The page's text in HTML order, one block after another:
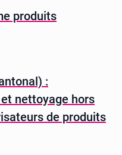
produits
:
nettoyage hors
de produits